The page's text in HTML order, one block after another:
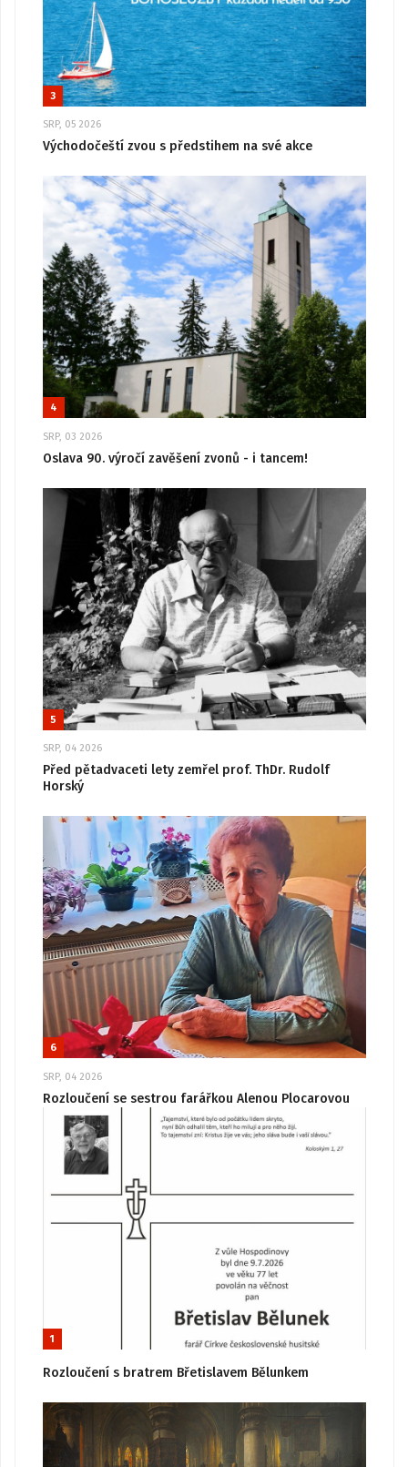
3
SRP, 05 2026
Východočeští zvou s předstihem na své akce
4
SRP, 03 2026
Oslava 90. výročí zavěšení zvonů - i tancem!
5
SRP, 04 2026
Před pětadvaceti lety zemřel prof. ThDr. Rudolf
Horský
6
SRP, 04 2026
Rozloučení se sestrou farářkou Alenou Plocarovou
1
Rozloučení s bratrem Břetislavem Bělunkem